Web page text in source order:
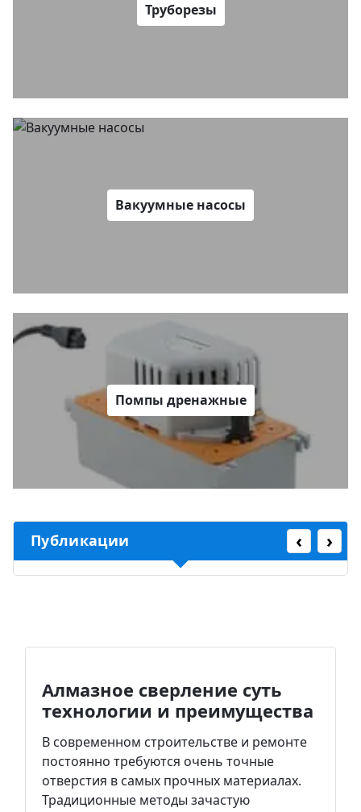
Труборезы
Вакуумные насосы
Помпы дренажные
Публикации ‹ ›
Алмазное сверление суть
технологии и преимущества
В современном строительстве и ремонте
постоянно требуются очень точные
отверстия в самых прочных материалах.
Традиционные методы зачастую